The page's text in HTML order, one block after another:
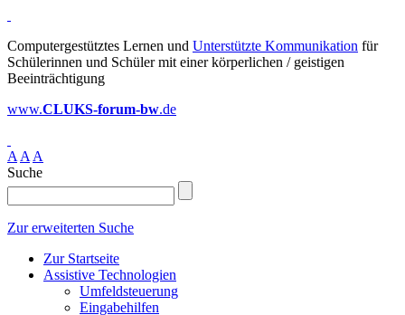
Computergestütztes Lernen und Unterstützte Kommunikation für
Schülerinnen und Schüler mit einer körperlichen / geistigen
Beeinträchtigung
www.CLUKS-forum-bw.de
A A A
Suche
Zur erweiterten Suche
Zur Startseite
Assistive Technologien
Umfeldsteuerung
Eingabehilfen